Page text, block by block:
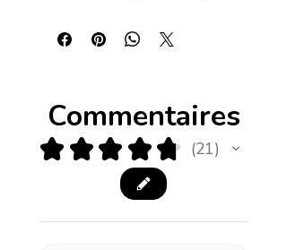
Commentaires
★ ★ ★ ★ ★ 21
21